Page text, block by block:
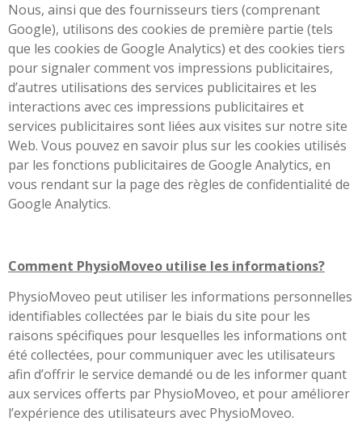
Nous, ainsi que des fournisseurs tiers (comprenant
Google), utilisons des cookies de première partie (tels
que les cookies de Google Analytics) et des cookies tiers
pour signaler comment vos impressions publicitaires,
d’autres utilisations des services publicitaires et les
interactions avec ces impressions publicitaires et
services publicitaires sont liées aux visites sur notre site
Web. Vous pouvez en savoir plus sur les cookies utilisés
par les fonctions publicitaires de Google Analytics, en
vous rendant sur la page des règles de confidentialité de
Google Analytics.
Comment PhysioMoveo utilise les informations?
PhysioMoveo peut utiliser les informations personnelles
identifiables collectées par le biais du site pour les
raisons spécifiques pour lesquelles les informations ont
été collectées, pour communiquer avec les utilisateurs
afin d’offrir le service demandé ou de les informer quant
aux services offerts par PhysioMoveo, et pour améliorer
l’expérience des utilisateurs avec PhysioMoveo.